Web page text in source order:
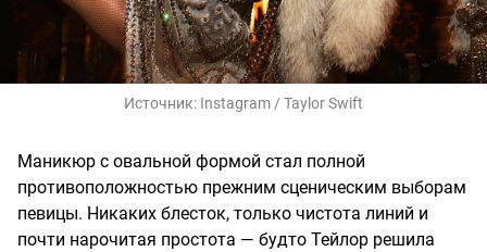
Источник: Instagram / Taylor Swift
Маникюр с овальной формой стал полной
противоположностью прежним сценическим выборам
певицы. Никаких блесток, только чистота линий и
почти нарочитая простота — будто Тейлор решила